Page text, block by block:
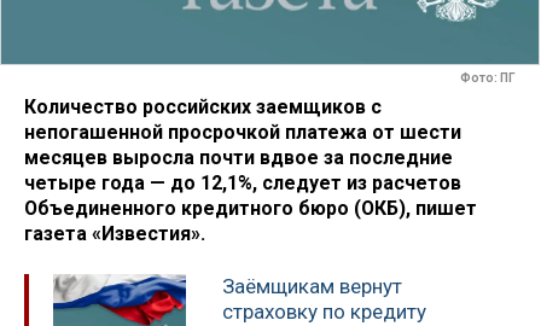
Фото: ПГ
Количество российских заемщиков с
непогашенной просрочкой платежа от шести
месяцев выросла почти вдвое за последние
четыре года — до 12,1%, следует из расчетов
Объединенного кредитного бюро (ОКБ), пишет
газета «Известия».
Заёмщикам вернут
страховку по кредиту